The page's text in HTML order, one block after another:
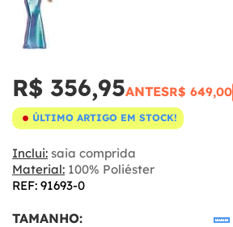
R$ 356,95ANTESR$ 649,00
ÚLTIMO ARTIGO EM STOCK!
Inclui: saia comprida
Material: 100% Poliéster
REF: 91693-0
TAMANHO: